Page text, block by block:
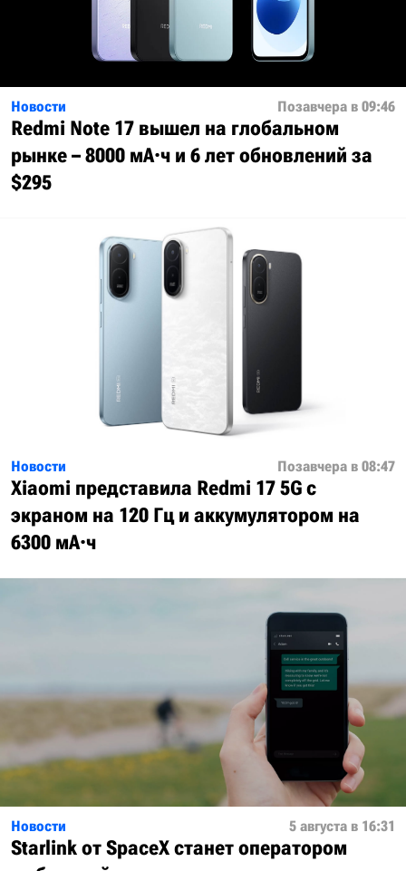
Новости Позавчера в 09:46
Redmi Note 17 вышел на глобальном
рынке – 8000 мА·ч и 6 лет обновлений за
$295
Новости Позавчера в 08:47
Xiaomi представила Redmi 17 5G с
экраном на 120 Гц и аккумулятором на
6300 мА·ч
Новости 5 августа в 16:31
Starlink от SpaceX станет оператором